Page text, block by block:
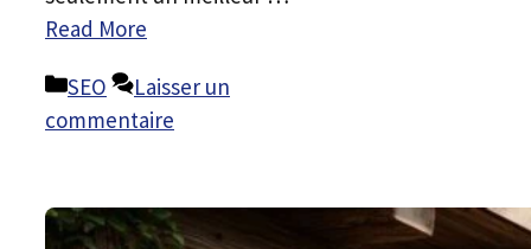
Read More
Catégories
SEO
Laisser un
commentaire